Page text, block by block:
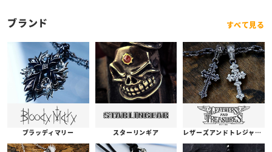
ブランド すべて見る
ブラッディマリー スターリンギア レザーズアンドトレジャーズ